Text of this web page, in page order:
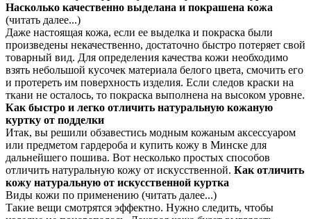
Насколько качественно выделана и покрашена кожа
(читать далее...)
Даже настоящая кожа, если ее выделка и покраска были
произведены некачественно, достаточно быстро потеряет свой
товарный вид. Для определения качества кожи необходимо
взять небольшой кусочек материала белого цвета, смочить его
и протереть им поверхность изделия. Если следов краски на
ткани не осталось, то покраска выполнена на высоком уровне.
Как быстро и легко отличить натуральную кожаную
куртку от подделки
Итак, вы решили обзавестись модным кожаным аксессуаром
или предметом гардероба и купить кожу в Минске для
дальнейшего пошива. Вот несколько простых способов
отличить натуральную кожу от искусственной. Как отличить
кожу натуральную от искусственной куртка
Виды кожи по применению (читать далее...)
Такие вещи смотрятся эффектно. Нужно следить, чтобы